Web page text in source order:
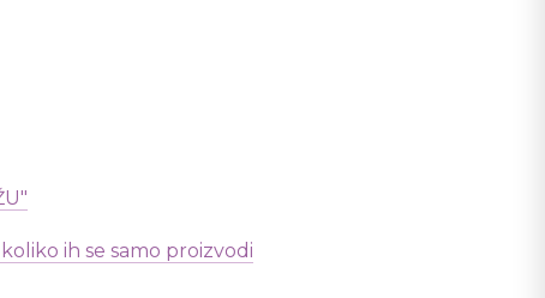
ih se samo proizvodi